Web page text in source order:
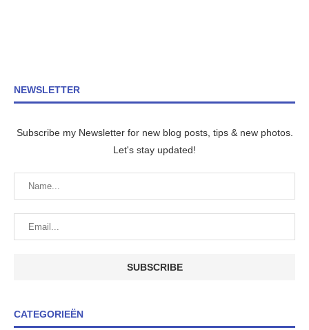
NEWSLETTER
Subscribe my Newsletter for new blog posts, tips & new photos.
Let's stay updated!
CATEGORIEËN